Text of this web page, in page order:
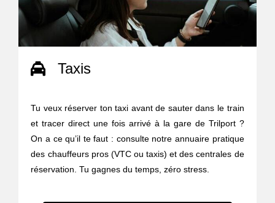
Taxis
Tu veux réserver ton taxi avant de sauter dans le train
et tracer direct une fois arrivé à la gare de Trilport ?
On a ce qu’il te faut : consulte notre annuaire pratique
des chauffeurs pros (VTC ou taxis) et des centrales de
réservation. Tu gagnes du temps, zéro stress.